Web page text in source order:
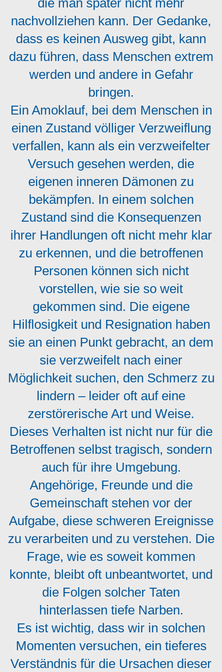
die man später nicht mehr
nachvollziehen kann. Der Gedanke,
dass es keinen Ausweg gibt, kann
dazu führen, dass Menschen extrem
werden und andere in Gefahr
bringen.
Ein Amoklauf, bei dem Menschen in
einen Zustand völliger Verzweiflung
verfallen, kann als ein verzweifelter
Versuch gesehen werden, die
eigenen inneren Dämonen zu
bekämpfen. In einem solchen
Zustand sind die Konsequenzen
ihrer Handlungen oft nicht mehr klar
zu erkennen, und die betroffenen
Personen können sich nicht
vorstellen, wie sie so weit
gekommen sind. Die eigene
Hilflosigkeit und Resignation haben
sie an einen Punkt gebracht, an dem
sie verzweifelt nach einer
Möglichkeit suchen, den Schmerz zu
lindern – leider oft auf eine
zerstörerische Art und Weise.
Dieses Verhalten ist nicht nur für die
Betroffenen selbst tragisch, sondern
auch für ihre Umgebung.
Angehörige, Freunde und die
Gemeinschaft stehen vor der
Aufgabe, diese schweren Ereignisse
zu verarbeiten und zu verstehen. Die
Frage, wie es soweit kommen
konnte, bleibt oft unbeantwortet, und
die Folgen solcher Taten
hinterlassen tiefe Narben.
Es ist wichtig, dass wir in solchen
Momenten versuchen, ein tieferes
Verständnis für die Ursachen dieser